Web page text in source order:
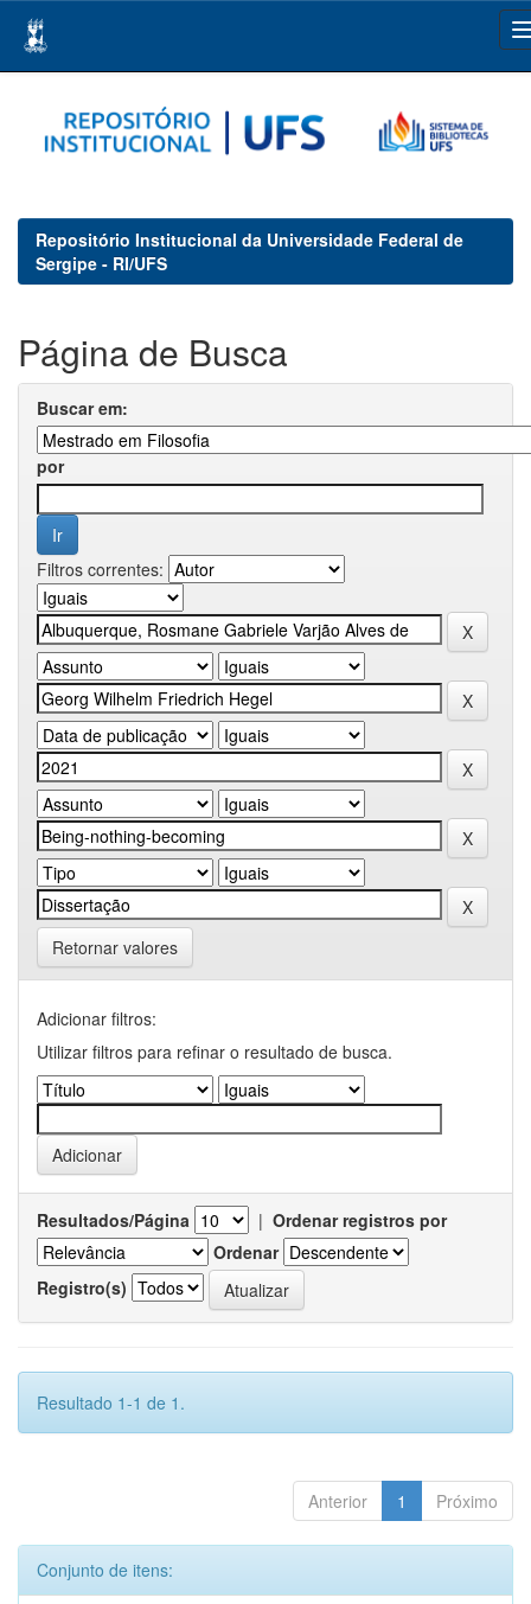
navigation
Repositório Institucional da Universidade Federal de
Sergipe - RI/UFS
Página de Busca
Buscar em:
por
Filtros correntes:
Retornar valores
Adicionar filtros:
Utilizar filtros para refinar o resultado de busca.
Resultados/Página | Ordenar registros por
Ordenar
Registro(s)
Resultado 1-1 de 1.
Anterior 1 Próximo
Conjunto de itens: